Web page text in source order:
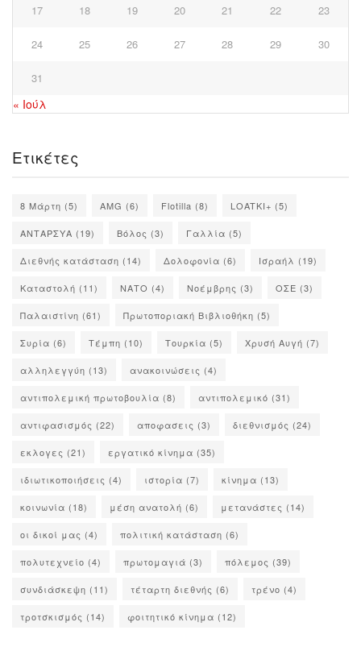
17 18 19 20 21 22 23
24 25 26 27 28 29 30
31
« Ιούλ
Ετικέτες
8 Μάρτη (5) AMG (6) Flotilla (8) LOATKI+ (5)
ΑΝΤΑΡΣΥΑ (19) Βόλος (3) Γαλλία (5)
Διεθνής κατάσταση (14) Δολοφονία (6) Ισραήλ (19)
Καταστολή (11) ΝΑΤΟ (4) Νοέμβρης (3) ΟΣΕ (3)
Παλαιστίνη (61) Πρωτοποριακή Βιβλιοθήκη (5)
Συρία (6) Τέμπη (10) Τουρκία (5) Χρυσή Αυγή (7)
αλληλεγγύη (13) ανακοινώσεις (4)
αντιπολεμική πρωτοβουλία (8) αντιπολεμικό (31)
αντιφασισμός (22) αποφασεις (3) διεθνισμός (24)
εκλογες (21) εργατικό κίνημα (35)
ιδιωτικοποιήσεις (4) ιστορία (7) κίνημα (13)
κοινωνία (18) μέση ανατολή (6) μετανάστες (14)
οι δικοί μας (4) πολιτική κατάσταση (6)
πολυτεχνείο (4) πρωτομαγιά (3) πόλεμος (39)
συνδιάσκεψη (11) τέταρτη διεθνής (6) τρένο (4)
τροτσκισμός (14) φοιτητικό κίνημα (12)